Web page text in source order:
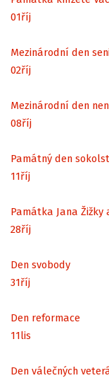
01říj
Mezinárodní den
02říj
Mezinárodní den
08říj
Památný den
11říj
Památka Jana Žižky
28říj
Den svobody
31říj
Den reformace
11lis
Den válečných